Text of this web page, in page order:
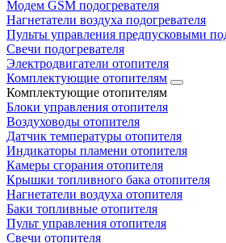
Модем GSM подогревателя
Нагнетатели воздуха подогревателя
Пульты управления предпусковыми
Свечи подогревателя
Электродвигатели отопителя
Комплектующие отопителям
Комплектующие отопителям
Блоки управления отопителя
Воздуховоды отопителя
Датчик температуры отопителя
Индикаторы пламени отопителя
Камеры сгорания отопителя
Крышки топливного бака отопителя
Нагнетатели воздуха отопителя
Баки топливные отопителя
Пульт управления отопителя
Свечи отопителя